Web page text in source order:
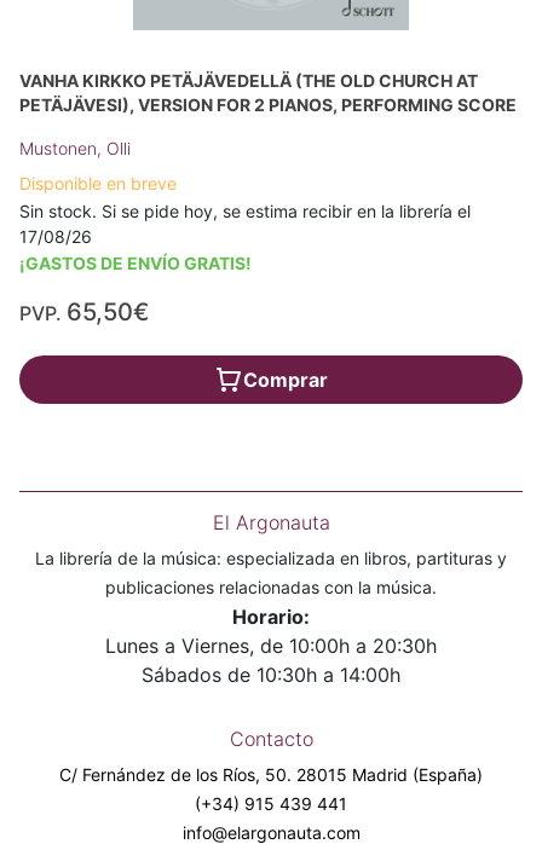
VANHA KIRKKO PETÄJÄVEDELLÄ (THE OLD CHURCH AT
PETÄJÄVESI), VERSION FOR 2 PIANOS, PERFORMING SCORE
Mustonen, Olli
Disponible en breve
Sin stock. Si se pide hoy, se estima recibir en la librería el
17/08/26
¡GASTOS DE ENVÍO GRATIS!
PVP. 65,50€
Comprar
El Argonauta
La librería de la música: especializada en libros, partituras y
publicaciones relacionadas con la música.
Horario:
Lunes a Viernes, de 10:00h a 20:30h
Sábados de 10:30h a 14:00h
Contacto
C/ Fernández de los Ríos, 50. 28015 Madrid (España)
(+34) 915 439 441
info@elargonauta.com